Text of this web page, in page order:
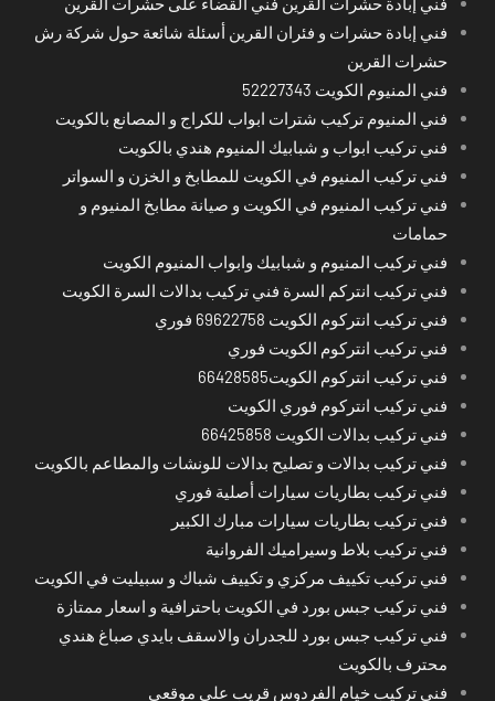
فني إبادة حشرات و فئران القرين أسئلة شائعة حول شركة رش
حشرات القرين
فني المنيوم الكويت 52227343
فني المنيوم تركيب شترات ابواب للكراج و المصانع بالكويت
فني تركيب ابواب و شبابيك المنيوم هندي بالكويت
فني تركيب المنيوم في الكويت للمطابخ و الخزن و السواتر
فني تركيب المنيوم في الكويت و صيانة مطابخ المنيوم و
حمامات
فني تركيب المنيوم و شبابيك وابواب المنيوم الكويت
فني تركيب انتركم السرة فني تركيب بدالات السرة الكويت
فني تركيب انتركوم الكويت 69622758 فوري
فني تركيب انتركوم الكويت فوري
فني تركيب انتركوم الكويت66428585
فني تركيب انتركوم فوري الكويت
فني تركيب بدالات الكويت 66425858
فني تركيب بدالات و تصليح بدالات للونشات والمطاعم بالكويت
فني تركيب بطاريات سيارات أصلية فوري
فني تركيب بطاريات سيارات مبارك الكبير
فني تركيب بلاط وسيراميك الفروانية
فني تركيب تكييف مركزي و تكييف شباك و سبيليت في الكويت
فني تركيب جبس بورد في الكويت باحترافية و اسعار ممتازة
فني تركيب جبس بورد للجدران والاسقف بايدي صباغ هندي
محترف بالكويت
فني تركيب خيام الفردوس قريب على موقعي